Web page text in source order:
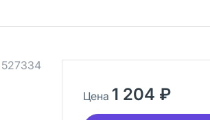
527334
Цена 1 204 ₽